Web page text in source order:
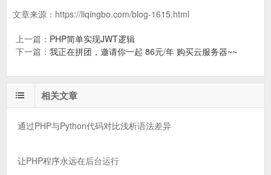
文章来源： https://liqingbo.com/blog-1615.html
上一篇： PHP简单实现JWT逻辑
下一篇： 我正在拼团，邀请你一起 86元/年 购买云服务器~~
相关文章
通过PHP与Python代码对比浅析语法差异
让PHP程序永远在后台运行